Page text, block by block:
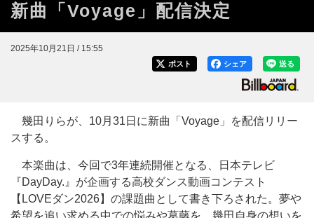
新曲「Voyage」配信決定
2025年10月21日 / 15:55
送る
シェア
ポスト
幾田りらが、10月31日に新曲「Voyage」を配信リリー
スする。
本楽曲は、今回で3年連続開催となる、日本テレビ
『DayDay.』が企画する高校ダンス動画コンテスト
【LOVEダン2026】の課題曲として書き下ろされた。夢や
希望を追い求める中での悩みや葛藤を、幾田自身の想いを